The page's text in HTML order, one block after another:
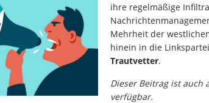
ihre regelmäßige
Mehrheit der
hinein in die
Trautvetter.
Dieser Beitrag ist auch
verfügbar.